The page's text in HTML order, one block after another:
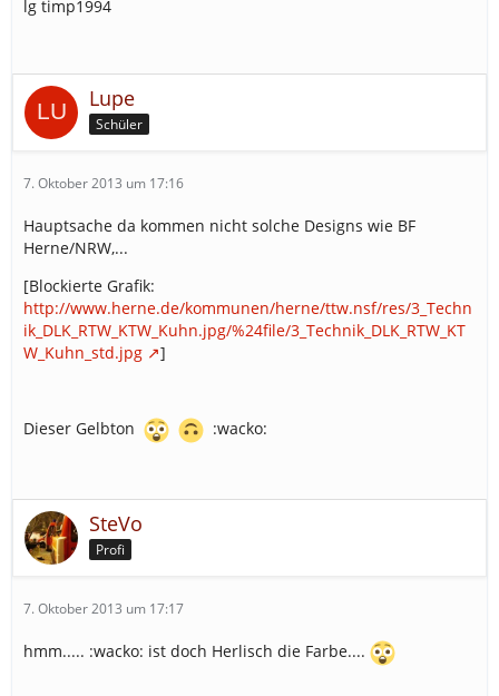
lg timp1994
Lupe
Schüler
7. Oktober 2013 um 17:16
Hauptsache da kommen nicht solche Designs wie BF
Herne/NRW,...
[Blockierte Grafik:
http://www.herne.de/kommunen/herne/ttw.nsf/res/3_Techn
ik_DLK_RTW_KTW_Kuhn.jpg/%24file/3_Technik_DLK_RTW_KT
W_Kuhn_std.jpg
]
Dieser Gelbton :wacko:
SteVo
Profi
7. Oktober 2013 um 17:17
hmm..... :wacko: ist doch Herlisch die Farbe....